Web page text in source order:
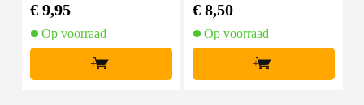
€ 9,95
Op voorraad
+
€ 8,50
Op voorraad
+